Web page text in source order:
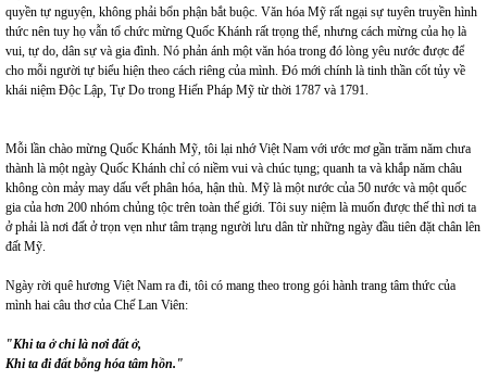
quyền tự nguyện, không phải bổn phận bắt buộc. Văn hóa Mỹ rất ngại sự tuyên truyền hình
thức nên tuy họ vẫn tổ chức mừng Quốc Khánh rất trọng thể, nhưng cách mừng của họ là
vui, tự do, dân sự và gia đình. Nó phản ánh một văn hóa trong đó lòng yêu nước được để
cho mỗi người tự biểu hiện theo cách riêng của mình. Đó mới chính là tinh thần cốt tủy về
khái niệm Độc Lập, Tự Do trong Hiến Pháp Mỹ từ thời 1787 và 1791.
Mỗi lần chào mừng Quốc Khánh Mỹ, tôi lại nhớ Việt Nam với ước mơ gần trăm năm chưa
thành là một ngày Quốc Khánh chỉ có niềm vui và chúc tụng; quanh ta và khắp năm châu
không còn mảy may dấu vết phân hóa, hận thù. Mỹ là một nước của 50 nước và một quốc
gia của hơn 200 nhóm chủng tộc trên toàn thế giới. Tôi suy niệm là muốn được thế thì nơi ta
ở phải là nơi đất ở trọn vẹn như tâm trạng người lưu dân từ những ngày đầu tiên đặt chân lên
đất Mỹ.
Ngày rời quê hương Việt Nam ra đi, tôi có mang theo trong gói hành trang tâm thức của
mình hai câu thơ của Chế Lan Viên:
"Khi ta ở chỉ là nơi đất ở,
Khi ta đi đất bỗng hóa tâm hồn."